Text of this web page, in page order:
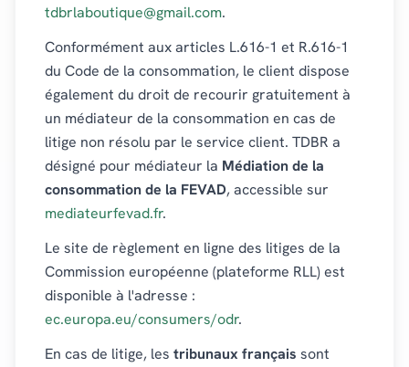
tdbrlaboutique@gmail.com.
Conformément aux articles L.616-1 et R.616-1
du Code de la consommation, le client dispose
également du droit de recourir gratuitement à
un médiateur de la consommation en cas de
litige non résolu par le service client. TDBR a
désigné pour médiateur la Médiation de la
consommation de la FEVAD, accessible sur
mediateurfevad.fr.
Le site de règlement en ligne des litiges de la
Commission européenne (plateforme RLL) est
disponible à l'adresse :
ec.europa.eu/consumers/odr.
En cas de litige, les tribunaux français sont